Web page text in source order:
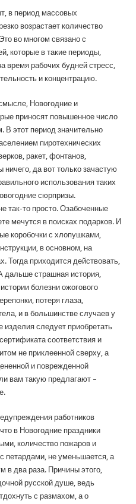
в период массовых
возрастает количество
во многом связано с
которые в такие периоды,
время рабочих будней стресс,
и концентрацию.
Новогодние и
приносят повышенное число
В этот период значительно
пиротехнических
ракет, фонтанов,
ничего, да вот только зачастую
использования таких
сюрпризы.
так-то просто. Озабоченные
мечутся в поисках подарков. И
коробочки с хлопушками,
в основном, на
Тогда приходится действовать,
дальше страшная история,
болезни ожогового
потеря глаза,
и в большинстве случаев у
изделия следует приобретать
соответствия и
не приклеенной сверху, а
и поврежденной
вам такую предлагают –
работников
в Новогодние праздники
количество пожаров и
петардами, не уменьшается, а
в два раза. Причины этого,
русской душе, ведь
с размахом, а о